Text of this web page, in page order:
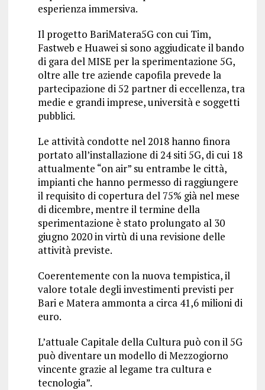
esperienza immersiva.
Il progetto BariMatera5G con cui Tim,
Fastweb e Huawei si sono aggiudicate il bando
di gara del MISE per la sperimentazione 5G,
oltre alle tre aziende capofila prevede la
partecipazione di 52 partner di eccellenza, tra
medie e grandi imprese, università e soggetti
pubblici.
Le attività condotte nel 2018 hanno finora
portato all’installazione di 24 siti 5G, di cui 18
attualmente “on air” su entrambe le città,
impianti che hanno permesso di raggiungere
il requisito di copertura del 75% già nel mese
di dicembre, mentre il termine della
sperimentazione è stato prolungato al 30
giugno 2020 in virtù di una revisione delle
attività previste.
Coerentemente con la nuova tempistica, il
valore totale degli investimenti previsti per
Bari e Matera ammonta a circa 41,6 milioni di
euro.
L’attuale Capitale della Cultura può con il 5G
può diventare un modello di Mezzogiorno
vincente grazie al legame tra cultura e
tecnologia”.